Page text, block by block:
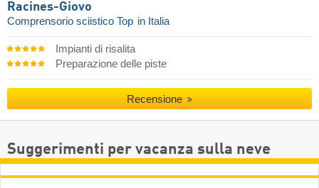
Racines-Giovo
Comprensorio sciistico Top in Italia
Impianti di risalita
Preparazione delle piste
Recensione
Suggerimenti per vacanza sulla neve